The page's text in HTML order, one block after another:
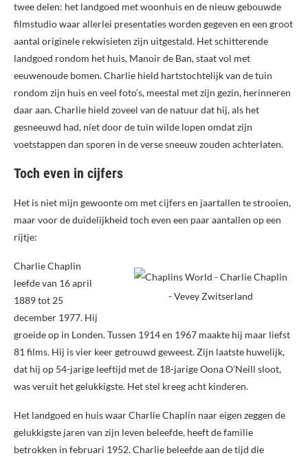
twee delen: het landgoed met woonhuis en de nieuw gebouwde
filmstudio waar allerlei presentaties worden gegeven en een groot
aantal originele rekwisieten zijn uitgestald. Het schitterende
landgoed rondom het huis, Manoir de Ban, staat vol met
eeuwenoude bomen. Charlie hield hartstochtelijk van de tuin
rondom zijn huis en veel foto’s, meestal met zijn gezin, herinneren
daar aan. Charlie hield zoveel van de natuur dat hij, als het
gesneeuwd had, niet door de tuin wilde lopen omdat zijn
voetstappen dan sporen in de verse sneeuw zouden achterlaten.
Toch even in cijfers
Het is niet mijn gewoonte om met cijfers en jaartallen te strooien,
maar voor de duidelijkheid toch even een paar aantallen op een
rijtje:
Charlie Chaplin
leefde van 16 april
1889 tot 25
december 1977. Hij
groeide op in Londen. Tussen 1914 en 1967 maakte hij maar liefst
81 films. Hij is vier keer getrouwd geweest. Zijn laatste huwelijk,
dat hij op 54-jarige leeftijd met de 18-jarige Oona O’Neill sloot,
was veruit het gelukkigste. Het stel kreeg acht kinderen.
Het landgoed en huis waar Charlie Chaplin naar eigen zeggen de
gelukkigste jaren van zijn leven beleefde, heeft de familie
betrokken in februari 1952. Charlie beleefde aan de tijd die